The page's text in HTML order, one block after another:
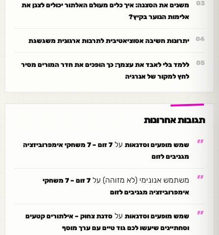
משנים את הסצנה: איך כלים מעולם האלתור יכולים לצנן את
אלימות הנוער בקיץ?
יתרונות חשיבה אסוציאטיבית לתרבות ארגונית משגשגת
ללמד בלי לאבד את עצמך: כך הופכים את חדר המורים מסיר
לחץ למקור של אנרגיה
תגובות אחרונות
שמש מופעים וסדנאות על
7 זום – 7 משחקי אימפרוביזציה
מגניבים לזום
משתמש אנונימי (לא מזוהה) על
7 זום – 7 משחקי
אימפרוביזציה מגניבים לזום
שמש מופעים וסדנאות על סדנת צחוק – אילתורים קטעים
וסחתיינים שיעשו לכם גוד טיים עם ערך מוסף